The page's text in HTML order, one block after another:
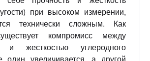
при высоком измерении,
технически сложным. Как
компромисс между
и жесткостью углеродного